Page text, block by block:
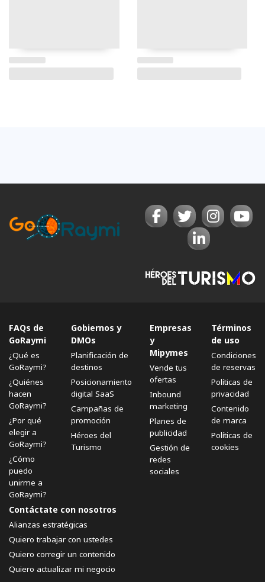
FAQs de
GoRaymi
¿Qué es
GoRaymi?
¿Quiénes
hacen
GoRaymi?
¿Por qué
elegir a
GoRaymi?
¿Cómo
puedo
unirme a
GoRaymi?
Gobiernos y
DMOs
Planificación de
destinos
Posicionamiento
digital SaaS
Campañas de
promoción
Héroes del
Turismo
Empresas
y
Mipymes
Vende tus
ofertas
Inbound
marketing
Planes de
publicidad
Gestión de
redes
sociales
Términos
de uso
Condiciones
de reservas
Políticas de
privacidad
Contenido
de marca
Políticas de
cookies
Contáctate con nosotros
Alianzas estratégicas
Quiero trabajar con ustedes
Quiero corregir un contenido
Quiero actualizar mi negocio